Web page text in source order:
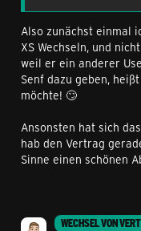
Also zunächst einmal
XS Wechseln, und
weil er ein anderer
Senf dazu geben,
möchte! 🙄
Ansonsten hat sich
hab den Vertrag
Sinne einen schönen
WECHSEL VON